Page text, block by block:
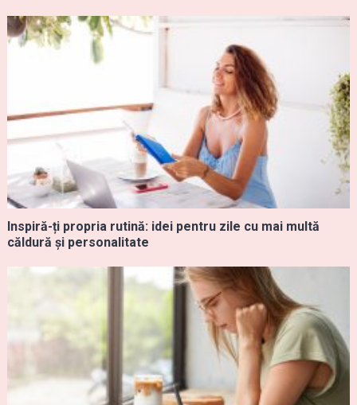
Inspiră-ți propria rutină: idei pentru zile cu mai multă
căldură și personalitate